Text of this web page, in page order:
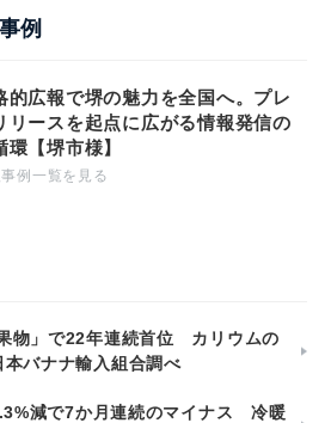
例
的広報で堺の魅力を全国へ。プレ
リースを起点に広がる情報発信の
環【堺市様】
例一覧を見る
物」で22年連続首位 カリウムの
バナナ輸入組合調べ
減で7か月連続のマイナス 冷暖